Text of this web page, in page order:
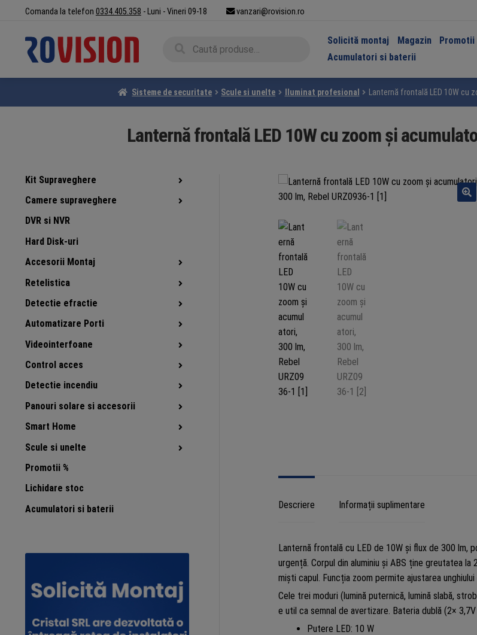
navigare
conținut
Comanda la telefon 0334.405.358 - Luni - Vineri 09-18 vanzari@rovision.ro
Solicită montaj Magazin Promotii
Acumulatori si baterii
Sisteme de securitate Scule si unelte Iluminat profesional Lanternă frontală LED 10W cu
Lanternă frontală LED 10W cu zoom și
Descriere Informații suplimentare
Lanternă frontală cu LED de 10W și flux de 300 lm,
urgență. Corpul din aluminiu și ABS ține greutatea
miști capul. Funcția zoom permite ajustarea
Cele trei moduri (lumină puternică, lumină slabă,
e util ca semnal de avertizare. Bateria dublă (2×
Putere LED: 10 W
Kit Supraveghere
Camere supraveghere
DVR si NVR
Hard Disk-uri
Accesorii Montaj
Retelistica
Detectie efractie
Automatizare Porti
Videointerfoane
Control acces
Detectie incendiu
Panouri solare si accesorii
Smart Home
Scule si unelte
Promotii %
Lichidare stoc
Acumulatori si baterii